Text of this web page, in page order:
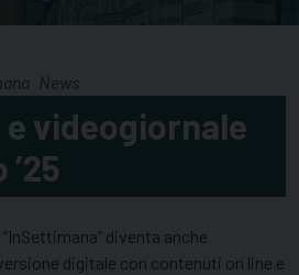
News
videogiornale
diventa anche
digitale con contenuti on line e